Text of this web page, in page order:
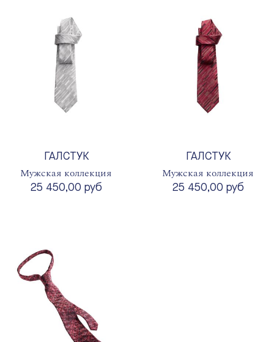
ГАЛСТУК
Мужская коллекция
25 450,00 руб
ГАЛСТУК
Мужская коллекция
25 450,00 руб